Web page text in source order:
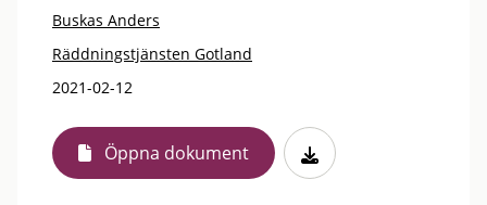
Buskas Anders
Räddningstjänsten Gotland
2021-02-12
Öppna dokument